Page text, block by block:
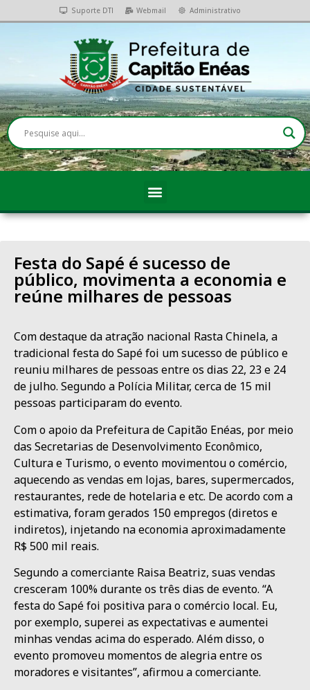
Suporte DTI Webmail Administrativo
Festa do Sapé é sucesso de
público, movimenta a economia e
reúne milhares de pessoas
Com destaque da atração nacional Rasta Chinela, a
tradicional festa do Sapé foi um sucesso de público e
reuniu milhares de pessoas entre os dias 22, 23 e 24
de julho. Segundo a Polícia Militar, cerca de 15 mil
pessoas participaram do evento.
Com o apoio da Prefeitura de Capitão Enéas, por meio
das Secretarias de Desenvolvimento Econômico,
Cultura e Turismo, o evento movimentou o comércio,
aquecendo as vendas em lojas, bares, supermercados,
restaurantes, rede de hotelaria e etc. De acordo com a
estimativa, foram gerados 150 empregos (diretos e
indiretos), injetando na economia aproximadamente
R$ 500 mil reais.
Segundo a comerciante Raisa Beatriz, suas vendas
cresceram 100% durante os três dias de evento. “A
festa do Sapé foi positiva para o comércio local. Eu,
por exemplo, superei as expectativas e aumentei
minhas vendas acima do esperado. Além disso, o
evento promoveu momentos de alegria entre os
moradores e visitantes”, afirmou a comerciante.